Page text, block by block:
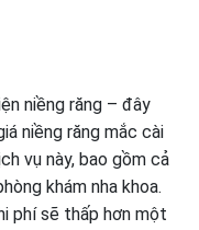
niềng răng – đây
niềng răng mắc cài
vụ này, bao gồm cả
khám nha khoa.
phí sẽ thấp hơn một